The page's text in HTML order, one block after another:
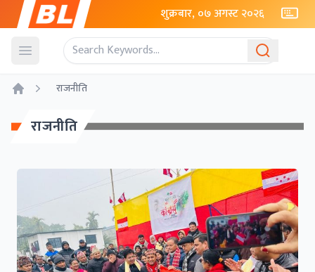
शुक्रबार, ०७ अगस्ट २०२६
Open menu
राजनीति
राजनीति